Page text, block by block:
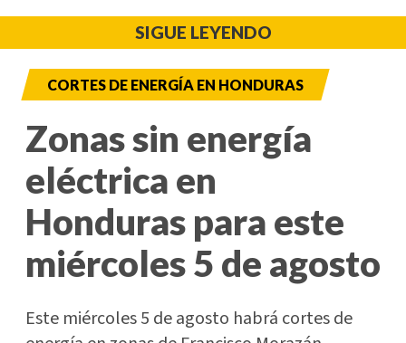
SIGUE LEYENDO
CORTES DE ENERGÍA EN HONDURAS
Zonas sin energía
eléctrica en
Honduras para este
miércoles 5 de agosto
Este miércoles 5 de agosto habrá cortes de